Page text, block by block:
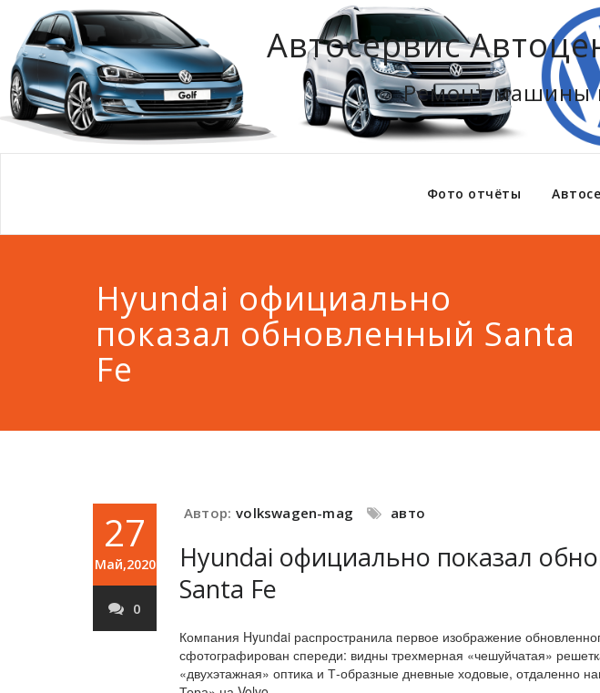
Автосервис
Ремонт машины
Фото отчёты
Hyundai официально
показал обновленный Santa
Fe
27
Май,2020
0
Автор: volkswagen-mag авто
Hyundai официально показал
Santa Fe
Компания Hyundai распространила первое изображение
сфотографирован спереди: видны трехмерная «чешуйчатая»
«двухэтажная» оптика и Т-образные дневные ходовые, отдаленно